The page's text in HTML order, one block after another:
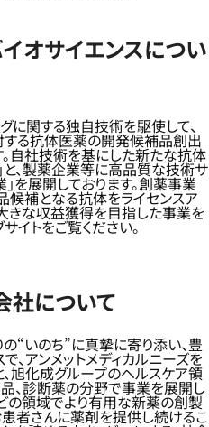
オサイエンスについ
に関する独自技術を駆使して、
する抗体医薬の開発候補品創出
自社技術を基にした新たな抗体
、製薬企業等に高品質な技術サ
を展開しております。創薬事業
候補となる抗体をライセンスア
きな収益獲得を目指した事業を
イトをご覧ください。
社について
の“いのち”に真摯に寄り添い、豊
、アンメットメディカルニーズを
、旭化成グループのヘルスケア領
、診断薬の分野で事業を展開し
どの領域でより有用な新薬の創製
者さんに薬剤を提供し続けるこ